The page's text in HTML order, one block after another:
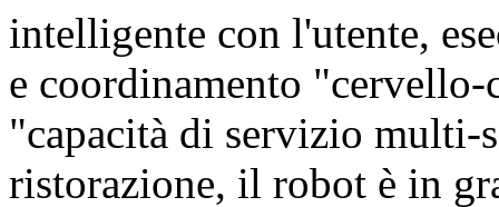
intelligente con l'utente,
e coordinamento
"capacità di servizio multi-
ristorazione, il robot è in